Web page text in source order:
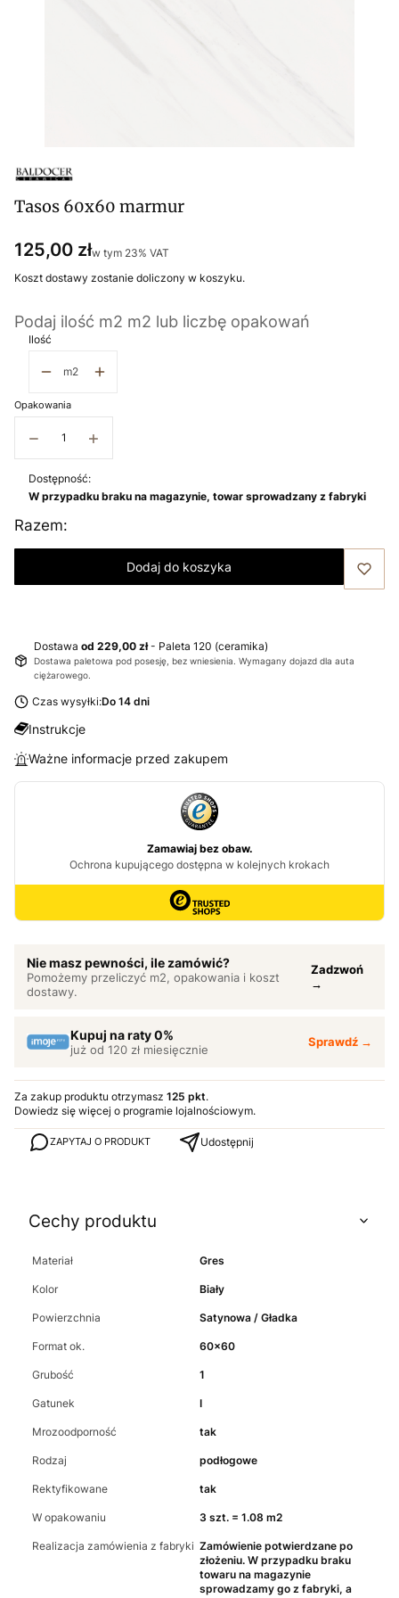
Tasos 60x60 marmur
Cena
125,00 złw tym 23% VAT
w tym 23% VAT
Koszt dostawy zostanie doliczony w koszyku.
Podaj ilość m2 m2 lub liczbę opakowań
Ilość
m2
Opakowania
− +
Dostępność:
W przypadku braku na magazynie, towar sprowadzany z fabryki
Razem:
Dodaj do koszyka
Dostawa od 229,00 zł- Paleta 120 (ceramika)
Dostawa paletowa pod posesję, bez wniesienia. Wymagany dojazd dla auta
ciężarowego.
Czas wysyłki:Do 14 dni
Instrukcje
Ważne informacje przed zakupem
Nie masz pewności, ile zamówić?
Pomożemy przeliczyć m2, opakowania i koszt
dostawy.
Zadzwoń
→
Kupuj na raty 0%
już od 120 zł miesięcznie
Sprawdź →
Za zakup produktu otrzymasz 125 pkt.
Dowiedz się więcej o programie lojalnościowym.
ZAPYTAJ O PRODUKT Udostępnij
Cechy produktu
Materiał Gres
Kolor Biały
Powierzchnia Satynowa / Gładka
Format ok. 60x60
Grubość 1
Gatunek I
Mrozoodporność tak
Rodzaj podłogowe
Rektyfikowane tak
W opakowaniu 3 szt. = 1.08 m2
Realizacja zamówienia z fabryki Zamówienie potwierdzane po
złożeniu. W przypadku braku
towaru na magazynie
sprowadzamy go z fabryki, a